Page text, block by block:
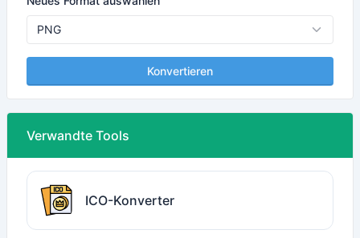
Konvertieren
Verwandte Tools
ICO-Konverter